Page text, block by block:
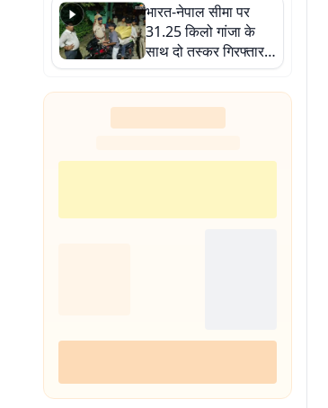
भारत-नेपाल सीमा पर
31.25 किलो गांजा के
साथ दो तस्कर गिरफ्तार,
नेपाली नंबर की बाइक
जब्त